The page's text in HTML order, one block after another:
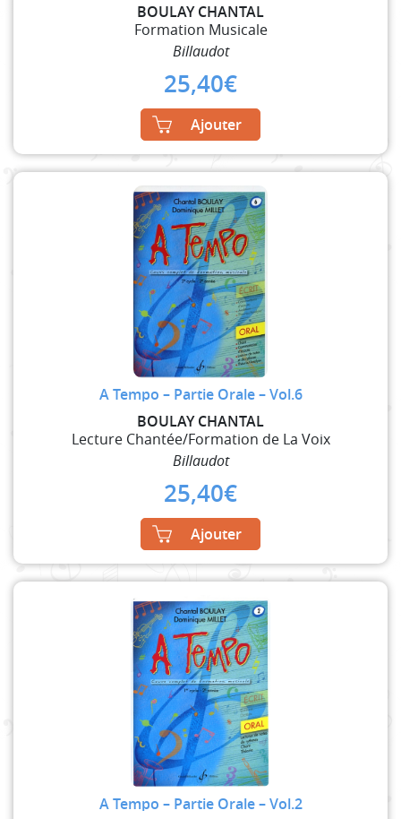
BOULAY CHANTAL
Formation Musicale
Billaudot
25,40€
Ajouter
A Tempo – Partie Orale – Vol.6
BOULAY CHANTAL
Lecture Chantée/Formation de La Voix
Billaudot
25,40€
Ajouter
A Tempo – Partie Orale – Vol.2